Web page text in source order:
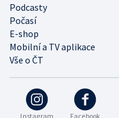
Instagram Facebook
Podcasty
Počasí
E-shop
Mobilní a TV aplikace
Vše o ČT